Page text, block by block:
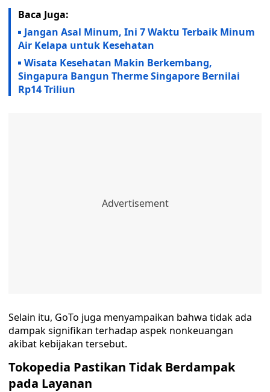
Baca Juga:
Jangan Asal Minum, Ini 7 Waktu Terbaik Minum
Air Kelapa untuk Kesehatan
Wisata Kesehatan Makin Berkembang,
Singapura Bangun Therme Singapore Bernilai
Rp14 Triliun
Selain itu, GoTo juga menyampaikan bahwa tidak ada
dampak signifikan terhadap aspek nonkeuangan
akibat kebijakan tersebut.
Tokopedia Pastikan Tidak Berdampak
pada Layanan